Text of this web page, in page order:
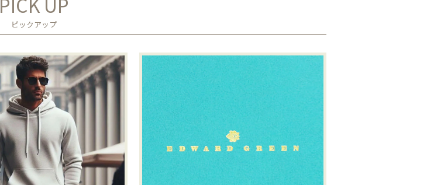
ピックアップ